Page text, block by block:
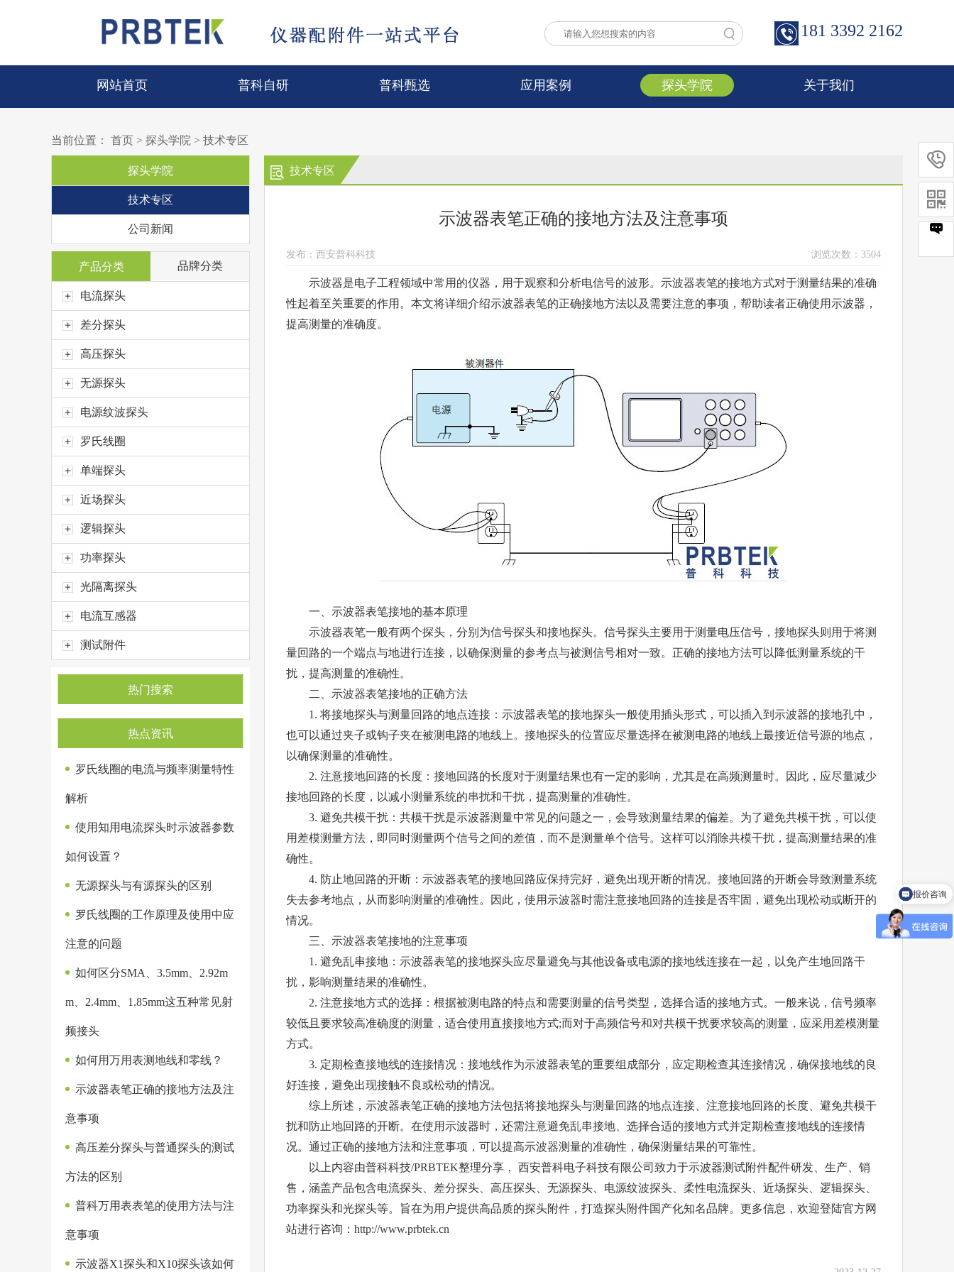
181 3392 2162
网站首页 普科自研 普科甄选 应用案例 探头学院 关于我们
当前位置： 首页 > 探头学院 > 技术专区
技术专区
示波器表笔正确的接地方法及注意事项
发布：西安普科科技 浏览次数： 3504
示波器是电子工程领域中常用的仪器，用于观察和分析电信号的波形。 示波器表笔的接地方式对于测量结果的准确
性起着至关重要的作用。本文将详细介绍示波器表笔的正确接地方法以及需要注意的事项，帮助读者正确使用示波器，
提高测量的准确度。
一、示波器表笔接地的基本原理
示波器表笔一般有两个探头，分别为信号探头和接地探头。信号探头主要用于测量电压信号，接地探头则用于将测
量回路的一个端点与地进行连接，以确保测量的参考点与被测信号相对一致。正确的接地方法可以降低测量系统的干
扰，提高测量的准确性。
二、示波器表笔接地的正确方法
1. 将接地探头与测量回路的地点连接：示波器表笔的接地探头一般使用插头形式，可以插入到示波器的接地孔中，
也可以通过夹子或钩子夹在被测电路的地线上。接地探头的位置应尽量选择在被测电路的地线上最接近信号源的地点，
以确保测量的准确性。
2. 注意接地回路的长度：接地回路的长度对于测量结果也有一定的影响，尤其是在高频测量时。因此，应尽量减少
接地回路的长度，以减小测量系统的串扰和干扰，提高测量的准确性。
3. 避免共模干扰：共模干扰是示波器测量中常见的问题之一，会导致测量结果的偏差。为了避免共模干扰，可以使
用差模测量方法，即同时测量两个信号之间的差值，而不是测量单个信号。这样可以消除共模干扰，提高测量结果的准
确性。
4. 防止地回路的开断：示波器表笔的接地回路应保持完好，避免出现开断的情况。接地回路的开断会导致测量系统
失去参考地点，从而影响测量的准确性。因此，使用示波器时需注意接地回路的连接是否牢固，避免出现松动或断开的
情况。
三、示波器表笔接地的注意事项
1. 避免乱串接地：示波器表笔的接地探头应尽量避免与其他设备或电源的接地线连接在一起，以免产生地回路干
扰，影响测量结果的准确性。
2. 注意接地方式的选择：根据被测电路的特点和需要测量的信号类型，选择合适的接地方式。一般来说，信号频率
较低且要求较高准确度的测量，适合使用直接接地方式;而对于高频信号和对共模干扰要求较高的测量，应采用差模测量
方式。
3. 定期检查接地线的连接情况：接地线作为示波器表笔的重要组成部分，应定期检查其连接情况，确保接地线的良
好连接，避免出现接触不良或松动的情况。
综上所述，示波器表笔正确的接地方法包括将接地探头与测量回路的地点连接、注意接地回路的长度、避免共模干
扰和防止地回路的开断。在使用示波器时，还需注意避免乱串接地、选择合适的接地方式并定期检查接地线的连接情
况。通过正确的接地方法和注意事项，可以提高示波器测量的准确性，确保测量结果的可靠性。
以上内容由普科科技/PRBTEK整理分享， 西安普科电子科技有限公司致力于示波器测试附件配件研发、生产、销
售，涵盖产品包含电流探头、差分探头、高压探头、无源探头、电源纹波探头、柔性电流探头、近场探头、逻辑探头、
功率探头和光探头等。旨在为用户提供高品质的探头附件，打造探头附件国产化知名品牌。更多信息，欢迎登陆官方网
站进行咨询： http://www.prbtek.cn
探头学院
技术专区
公司新闻
产品分类 品牌分类
电流探头
差分探头
高压探头
无源探头
电源纹波探头
罗氏线圈
单端探头
近场探头
逻辑探头
功率探头
光隔离探头
电流互感器
测试附件
热门搜索
热点资讯
罗氏线圈的电流与频率测量特性
解析
使用知用电流探头时示波器参数
如何设置？
无源探头与有源探头的区别
罗氏线圈的工作原理及使用中应
注意的问题
如何区分SMA、3.5mm、2.92m
m、2.4mm、1.85mm这五种常见射
频接头
如何用万用表测地线和零线？
示波器表笔正确的接地方法及注
意事项
高压差分探头与普通探头的测试
方法的区别
普科万用表表笔的使用方法与注
意事项
示波器X1探头和X10探头该如何


报价咨询